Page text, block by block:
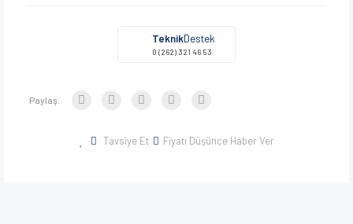
TeknikDestek
0 (262) 321 46 53
Paylaş:
Tavsiye Et Fiyatı Düşünce Haber Ver